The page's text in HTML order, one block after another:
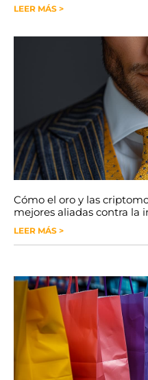
LEER MÁS >
Cómo el oro y las
mejores aliadas contra la
LEER MÁS >